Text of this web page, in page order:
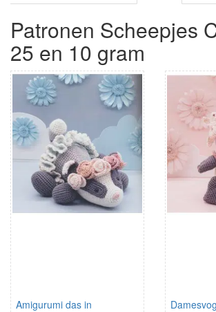
Patronen Scheepjes
25 en 10 gram
Amigurumi das in